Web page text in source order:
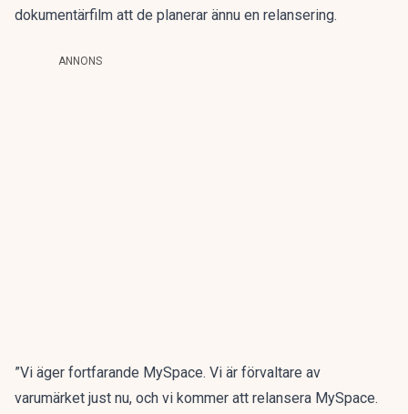
dokumentärfilm att de planerar ännu en relansering.
ANNONS
”Vi äger fortfarande MySpace. Vi är förvaltare av
varumärket just nu, och vi kommer att relansera MySpace.